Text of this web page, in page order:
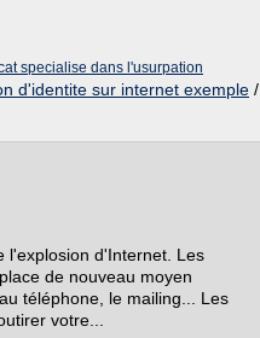
specialise dans l'usurpation
d'identite sur internet exemple /
l'explosion d'Internet. Les
de nouveau moyen
téléphone, le mailing... Les
votre...